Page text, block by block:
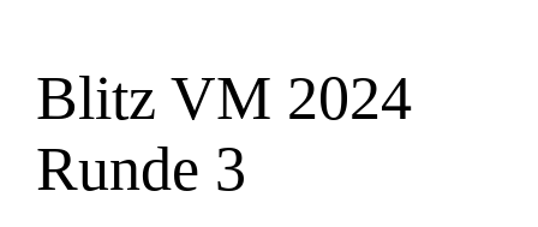
Blitz VM 2024
Runde 3